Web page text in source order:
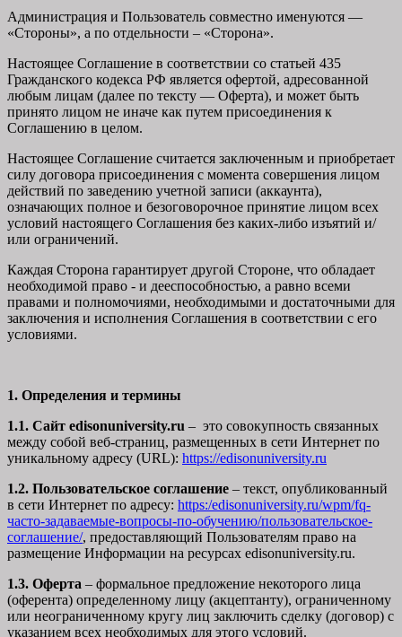
Администрация и Пользователь совместно именуются —
«Стороны», а по отдельности – «Сторона».
Настоящее Соглашение в соответствии со статьей 435
Гражданского кодекса РФ является офертой, адресованной
любым лицам (далее по тексту — Оферта), и может быть
принято лицом не иначе как путем присоединения к
Соглашению в целом.
Настоящее Соглашение считается заключенным и приобретает
силу договора присоединения с момента совершения лицом
действий по заведению учетной записи (аккаунта),
означающих полное и безоговорочное принятие лицом всех
условий настоящего Соглашения без каких-либо изъятий и/
или ограничений.
Каждая Сторона гарантирует другой Стороне, что обладает
необходимой право - и дееспособностью, а равно всеми
правами и полномочиями, необходимыми и достаточными для
заключения и исполнения Соглашения в соответствии с его
условиями.
1. Определения и термины
1.1. Сайт edisonuniversity.ru – это совокупность связанных
между собой веб-страниц, размещенных в сети Интернет по
уникальному адресу (URL): https://edisonuniversity.ru
1.2. Пользовательское соглашение – текст, опубликованный
в сети Интернет по адресу: https:/edisonuniversity.ru/wpm/fq-
часто-задаваемые-вопросы-по-обучению/пользовательское-
соглашение/, предоставляющий Пользователям право на
размещение Информации на ресурсах edisonuniversity.ru.
1.3. Оферта – формальное предложение некоторого лица
(оферента) определенному лицу (акцептанту), ограниченному
или неограниченному кругу лиц заключить сделку (договор) с
указанием всех необходимых для этого условий.